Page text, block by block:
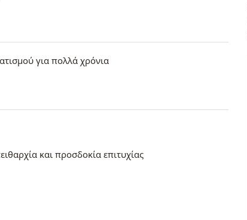
για πολλά χρόνια
και προσδοκία επιτυχίας